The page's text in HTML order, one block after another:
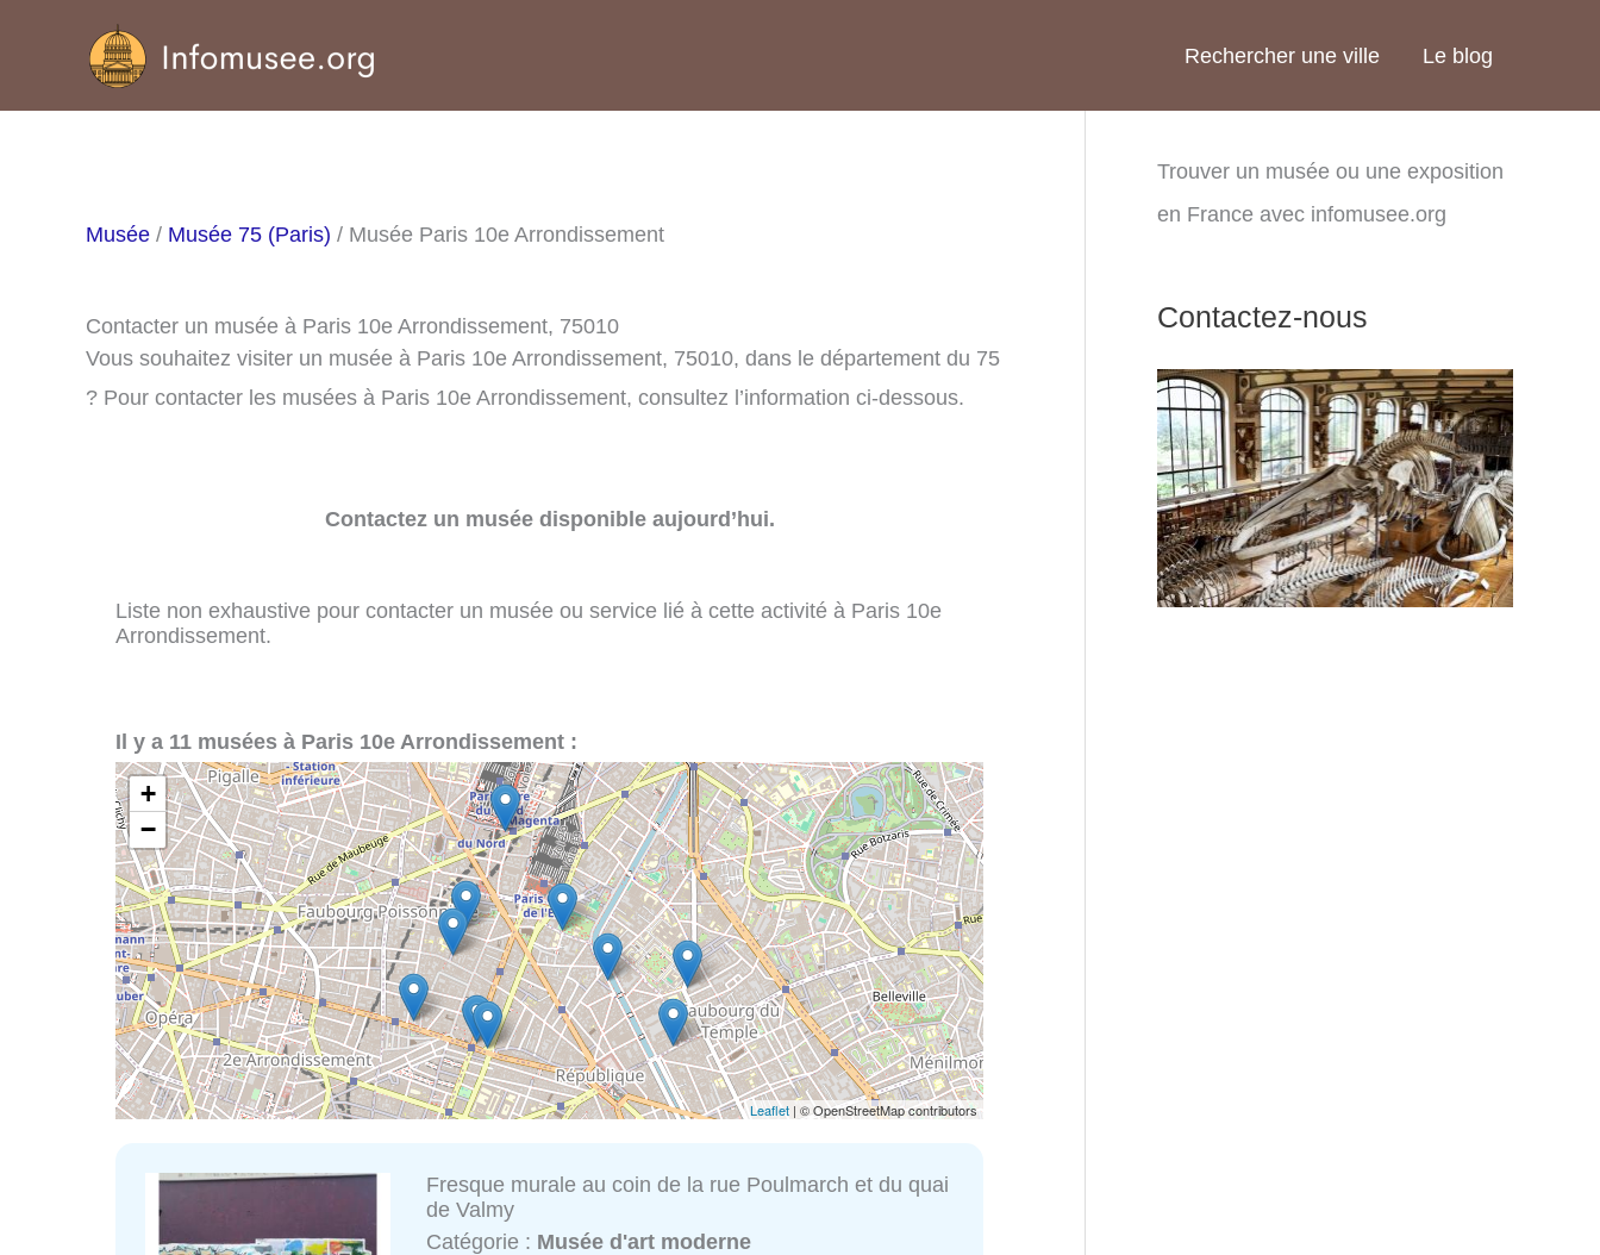
Rechercher une ville Le blog
Musée / Musée 75 (Paris) / Musée Paris 10e Arrondissement
Contacter un musée à Paris 10e Arrondissement, 75010
Vous souhaitez visiter un musée à Paris 10e Arrondissement, 75010, dans le département du 75
? Pour contacter les musées à Paris 10e Arrondissement, consultez l’information ci-dessous.
Contactez un musée disponible aujourd’hui.
Liste non exhaustive pour contacter un musée ou service lié à cette activité à Paris 10e
Arrondissement.
Il y a 11 musées à Paris 10e Arrondissement :
+
−
Leaflet | © OpenStreetMap contributors
Fresque murale au coin de la rue Poulmarch et du quai
de Valmy
Catégorie : Musée d'art moderne
Trouver un musée ou une exposition
en France avec infomusee.org
Contactez-nous